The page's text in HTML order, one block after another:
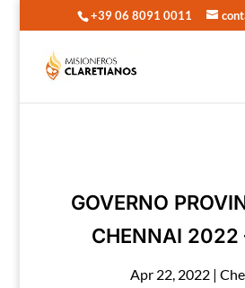
+39 06 8091 0011
GOVERNO
CHENNAI
Apr 22, 2022|